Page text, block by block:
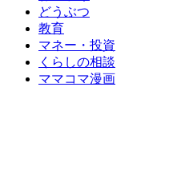
どうぶつ
教育
マネー・投資
くらしの相談
ママコマ漫画